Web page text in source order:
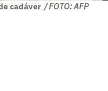
cadáver / FOTO: AFP